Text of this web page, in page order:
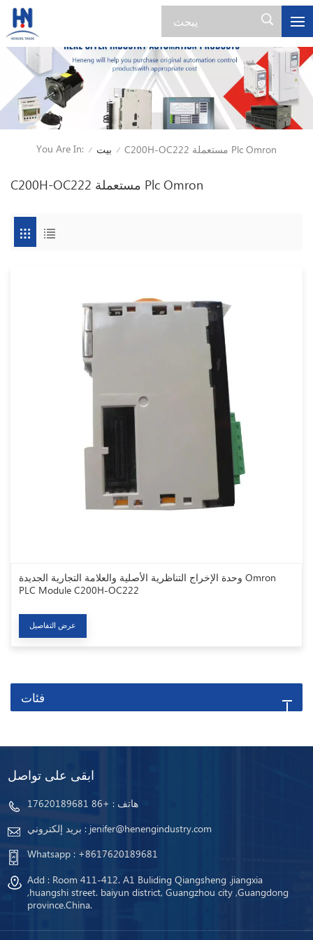
You Are In: / بيت / C200H-OC222 مستعملة Plc Omron
C200H-OC222 مستعملة Plc Omron
وحدة الإخراج التناظرية الأصلية والعلامة التجارية الجديدة Omron
PLC Module C200H-OC222
عرض التفاصيل
فئات
ابقى على تواصل
هاتف : +86 17620189681
بريد إلكتروني : jenifer@henengindustry.com
Whatsapp : +8617620189681
Add : Room 411-412. A1 Buliding Qiangsheng .jiangxia
,huangshi street. baiyun district, Guangzhou city ,Guangdong
province.China.